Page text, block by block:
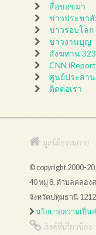
สื่อขอขมา
ข่าวประชา
ข่าวรอบโลก
ข่าวงานบุญ
สังฆทาน
CNN iReport
ศูนย์ประสาน
ติดต่อเรา
มูลนิธิธรรมกาย
© copyright 2000-
40 หมู่ 8, ตำบลคลอง
จังหวัดปทุมธานี
นโยบายความเป็น
ลิงค์ที่เกี่ยวข้อง